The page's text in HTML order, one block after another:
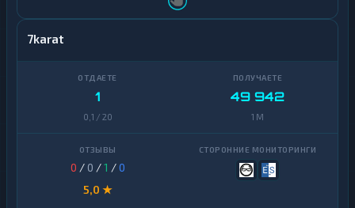
7karat
1
0,1 / 20
49 942
1 M
0 / 0 /1 /0
5,0 ★